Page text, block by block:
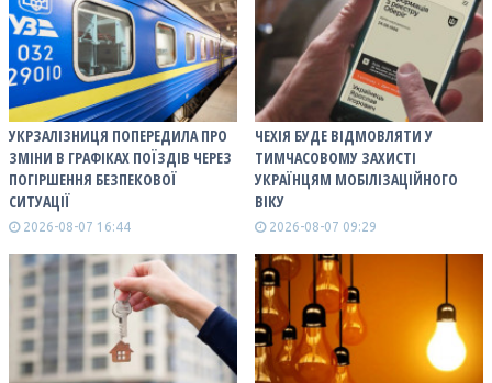
УКРЗАЛІЗНИЦЯ ПОПЕРЕДИЛА ПРО
ЗМІНИ В ГРАФІКАХ ПОЇЗДІВ ЧЕРЕЗ
ПОГІРШЕННЯ БЕЗПЕКОВОЇ
СИТУАЦІЇ
2026-08-07 16:44
ЧЕХІЯ БУДЕ ВІДМОВЛЯТИ У
ТИМЧАСОВОМУ ЗАХИСТІ
УКРАЇНЦЯМ МОБІЛІЗАЦІЙНОГО
ВІКУ
2026-08-07 09:29